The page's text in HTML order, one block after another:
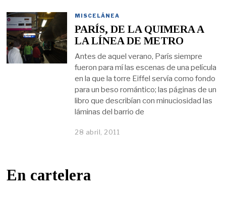
MISCELÁNEA
PARÍS, DE LA QUIMERA A
LA LÍNEA DE METRO
Antes de aquel verano, París siempre
fueron para mí las escenas de una película
en la que la torre Eiffel servía como fondo
para un beso romántico; las páginas de un
libro que describían con minuciosidad las
láminas del barrio de
28 abril, 2011
En cartelera